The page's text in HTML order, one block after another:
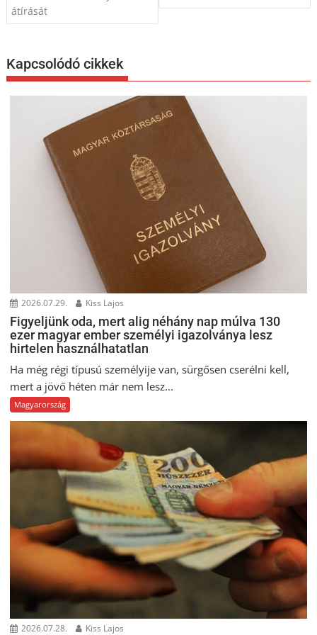
átírását
Kapcsolódó cikkek
2026.07.29. Kiss Lajos
Figyeljünk oda, mert alig néhány nap múlva 130
ezer magyar ember személyi igazolványa lesz
hirtelen használhatatlan
Ha még régi típusú személyije van, sürgősen cserélni kell,
mert a jövő héten már nem lesz...
Magyarország
2026.07.28. Kiss Lajos